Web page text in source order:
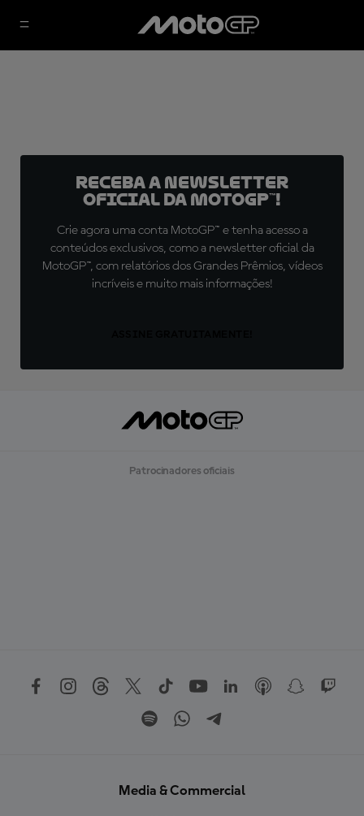
Receba a newsletter
oficial da MotoGP™!
Crie agora uma conta MotoGP™ e tenha acesso a
conteúdos exclusivos, como a newsletter oficial da
MotoGP™, com relatórios dos Grandes Prêmios, vídeos
incríveis e muito mais informações!
Patrocinadores oficiais
Media & Commercial